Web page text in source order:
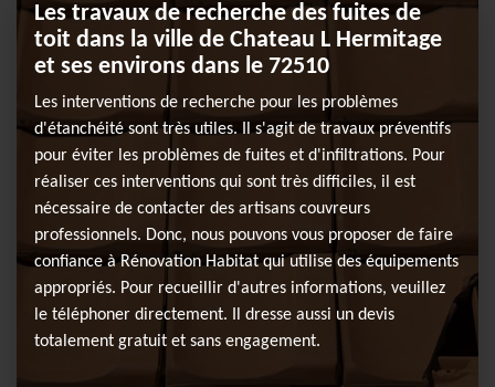
Les travaux de recherche des fuites de
toit dans la ville de Chateau L Hermitage
et ses environs dans le 72510
Les interventions de recherche pour les problèmes
d'étanchéité sont très utiles. Il s'agit de travaux préventifs
pour éviter les problèmes de fuites et d'infiltrations. Pour
réaliser ces interventions qui sont très difficiles, il est
nécessaire de contacter des artisans couvreurs
professionnels. Donc, nous pouvons vous proposer de faire
confiance à Rénovation Habitat qui utilise des équipements
appropriés. Pour recueillir d'autres informations, veuillez
le téléphoner directement. Il dresse aussi un devis
totalement gratuit et sans engagement.